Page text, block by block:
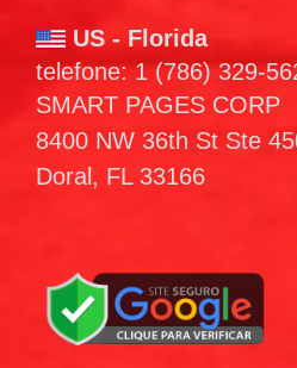
US - Florida
telefone: 1 (786) 329-
SMART PAGES CORP
8400 NW 36th St Ste
Doral, FL 33166